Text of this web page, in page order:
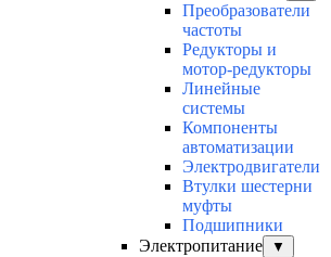
Преобразователи
частоты
Редукторы и
мотор-редукторы
Линейные
системы
Компоненты
автоматизации
Электродвигатели
Втулки шестерни
муфты
Подшипники
Электропитание
▼